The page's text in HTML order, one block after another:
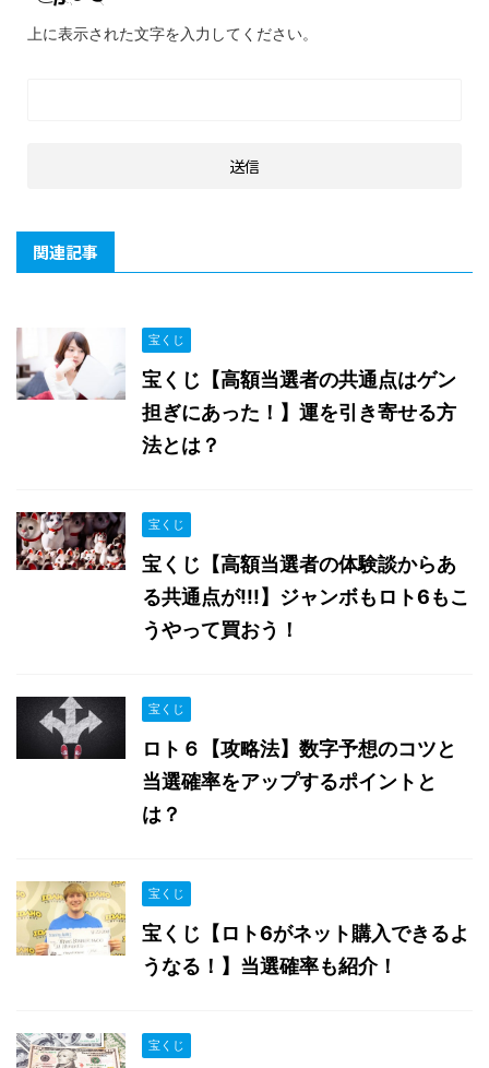
上に表示された文字を入力してください。
関連記事
宝くじ
宝くじ【高額当選者の共通点はゲン
担ぎにあった！】運を引き寄せる方
法とは？
宝くじ
宝くじ【高額当選者の体験談からあ
る共通点が!!!】ジャンボもロト6もこ
うやって買おう！
宝くじ
ロト６【攻略法】数字予想のコツと
当選確率をアップするポイントと
は？
宝くじ
宝くじ【ロト6がネット購入できるよ
うなる！】当選確率も紹介！
宝くじ